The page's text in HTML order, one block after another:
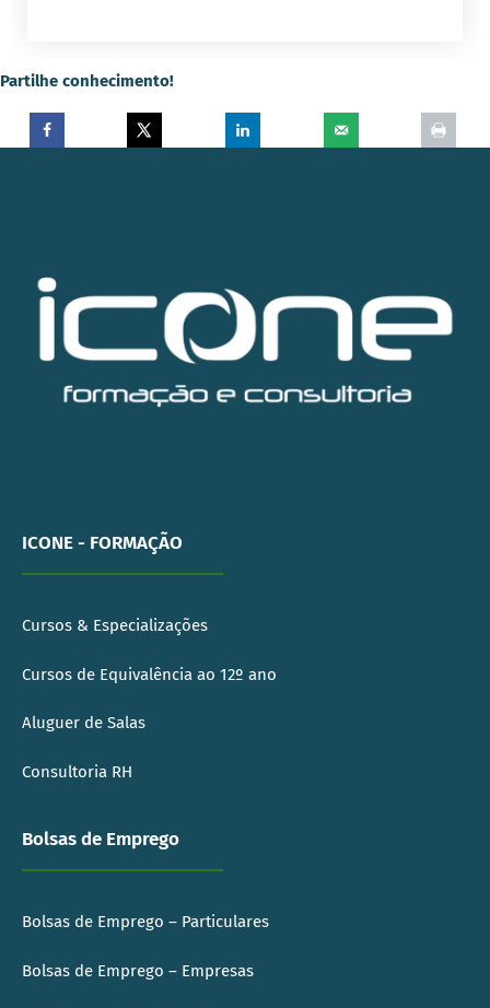
Partilhe conhecimento!
ICONE - FORMAÇÃO
Cursos & Especializações
Cursos de Equivalência ao 12º ano
Aluguer de Salas
Consultoria RH
Bolsas de Emprego
Bolsas de Emprego – Particulares
Bolsas de Emprego – Empresas